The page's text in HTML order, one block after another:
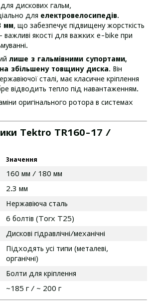
дискових гальм,
для електровелосипедів.
мм, що забезпечує підвищену жорсткість
важливі якості для важких e-bike при
лише з гальмівними супортами,
збільшену товщину диска. Він
сталі, має класичне кріплення
відводить тепло під навантаженням.
оригінального ротора в системах
Tektro TR160-17 /
Значення
160 мм / 180 мм
2.3 мм
Нержавіюча сталь
6 болтів (Torx T25)
Дискові гідравлічні/механічні
Підходять усі типи (металеві,
органічні)
Болти для кріплення
~185 г / ~ 200 г